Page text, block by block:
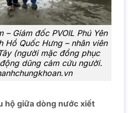
– Giám đốc PVOIL Phú Yên
Hồ Quốc Hưng – nhân viên
(người mặc đồng phục
dũng cảm cứu người.
hộ giữa dòng nước xiết